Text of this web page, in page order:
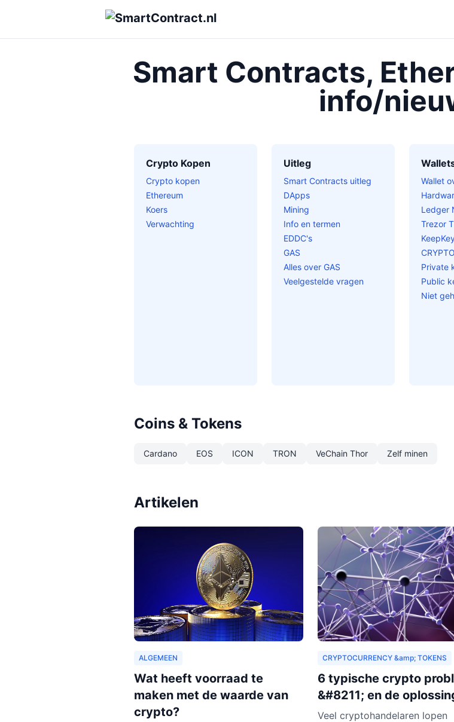
Smart Contracts,
info/
Crypto Kopen
Crypto kopen
Ethereum
Koers
Verwachting
Uitleg
Smart Contracts uitleg
DApps
Mining
Info en termen
EDDC's
GAS
Alles over GAS
Veelgestelde vragen
Wallet
Ledger
Trezor T
Private
Public
Niet
Coins & Tokens
Cardano EOS ICON TRON VeChain Thor Zelf minen
Artikelen
ALGEMEEN
Wat heeft voorraad te
maken met de waarde van
crypto?
CRYPTOCURRENCY &amp; TOKENS
6 typische crypto
&#8211; en de
Veel cryptohandelaren lopen